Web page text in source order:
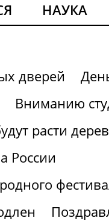
НАУКА
дверей
Вниманию
расти
России